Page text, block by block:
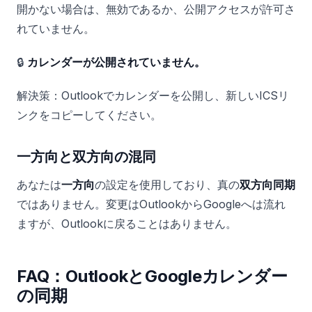
開かない場合は、無効であるか、公開アクセスが許可さ
れていません。
🔒 カレンダーが公開されていません。
解決策：Outlookでカレンダーを公開し、新しいICSリ
ンクをコピーしてください。
一方向と双方向の混同
あなたは一方向の設定を使用しており、真の双方向同期
ではありません。変更はOutlookからGoogleへは流れ
ますが、Outlookに戻ることはありません。
FAQ：OutlookとGoogleカレンダー
の同期